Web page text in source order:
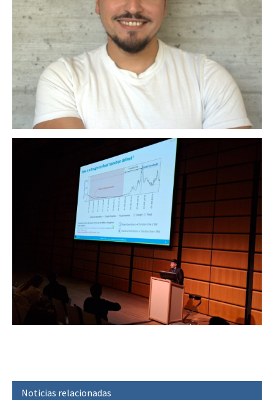
Noticias relacionadas